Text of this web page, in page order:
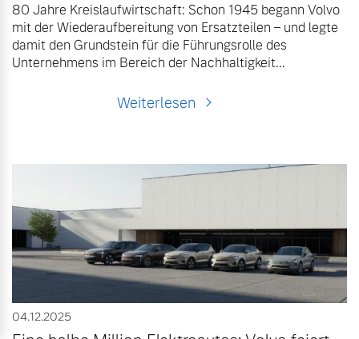
80 Jahre Kreislaufwirtschaft: Schon 1945 begann Volvo
mit der Wiederaufbereitung von Ersatzteilen – und legte
damit den Grundstein für die Führungsrolle des
Unternehmens im Bereich der Nachhaltigkeit...
Weiterlesen
04.12.2025